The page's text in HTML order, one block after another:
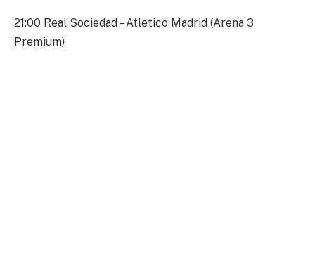
21:00 Real Sociedad – Atletico Madrid (Arena 3
Premium)